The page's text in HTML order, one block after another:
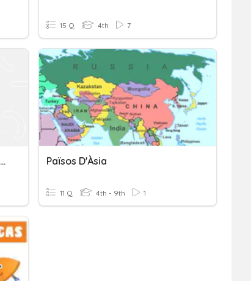
15 Q 4th 7
"Solución De Sistemas De Desigualdades Lineales" Països D'Àsia
11 Q 4th - 9th 1